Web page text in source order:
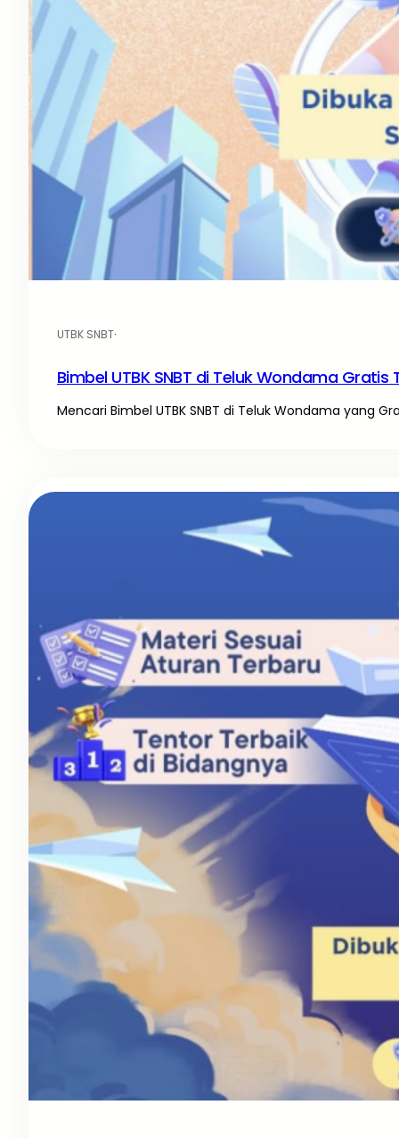
UTBK SNBT·
Bimbel UTBK SNBT di Teluk Wondama Gratis
Mencari Bimbel UTBK SNBT di Teluk Wondama yang